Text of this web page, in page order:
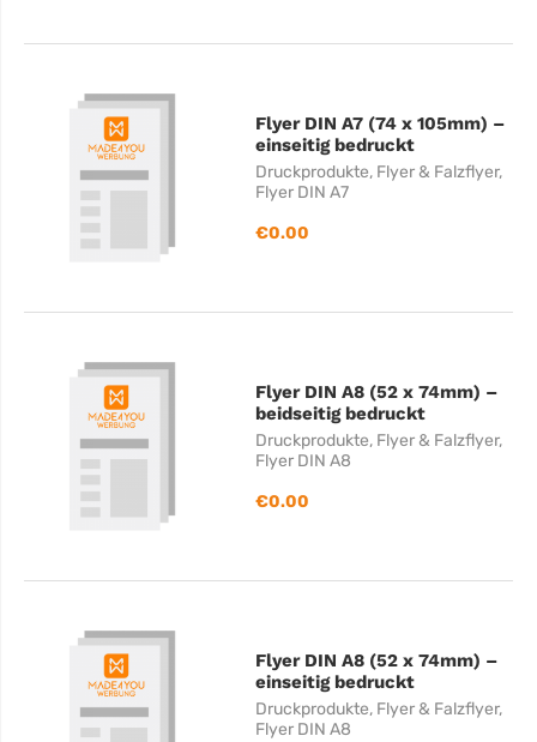
Flyer DIN A7 (74 x 105mm) –
einseitig bedruckt
Druckprodukte, Flyer & Falzflyer,
Flyer DIN A7
€0.00
Flyer DIN A8 (52 x 74mm) –
beidseitig bedruckt
Druckprodukte, Flyer & Falzflyer,
Flyer DIN A8
€0.00
Flyer DIN A8 (52 x 74mm) –
einseitig bedruckt
Druckprodukte, Flyer & Falzflyer,
Flyer DIN A8